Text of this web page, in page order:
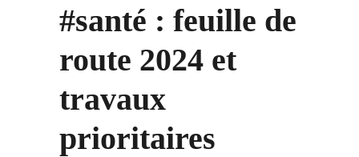
#santé : feuille de
route 2024 et
travaux
prioritaires